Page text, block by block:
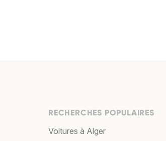
RECHERCHES POPULAIRES
Voitures à Alger